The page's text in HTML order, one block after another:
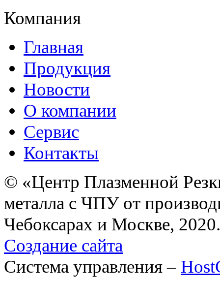
Компания
Главная
Продукция
Новости
О компании
Сервис
Контакты
© «Центр Плазменной
металла с ЧПУ от
Чебоксарах и Москве, 2020.
Создание сайта
Система управления –